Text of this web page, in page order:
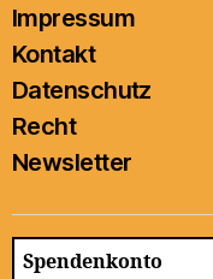
Impressum
Kontakt
Datenschutz
Recht
Newsletter
Spendenkonto